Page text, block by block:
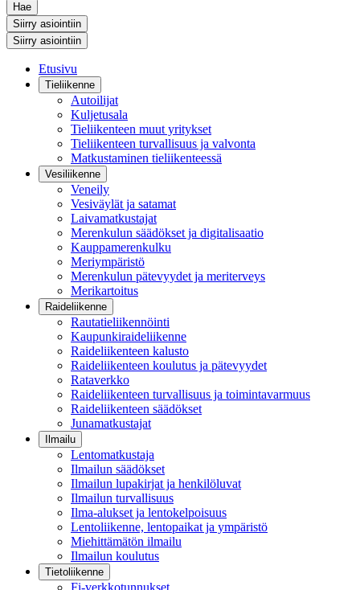
Hae
Siirry asiointiin
Siirry asiointiin
Etusivu
Tieliikenne
Autoilijat
Kuljetusala
Tieliikenteen muut yritykset
Tieliikenteen turvallisuus ja valvonta
Matkustaminen tieliikenteessä
Vesiliikenne
Veneily
Vesiväylät ja satamat
Laivamatkustajat
Merenkulun säädökset ja digitalisaatio
Kauppamerenkulku
Meriympäristö
Merenkulun pätevyydet ja meriterveys
Merikartoitus
Raideliikenne
Rautatieliikennöinti
Kaupunkiraideliikenne
Raideliikenteen kalusto
Raideliikenteen koulutus ja pätevyydet
Rataverkko
Raideliikenteen turvallisuus ja toimintavarmuus
Raideliikenteen säädökset
Junamatkustajat
Ilmailu
Lentomatkustaja
Ilmailun säädökset
Ilmailun lupakirjat ja henkilöluvat
Ilmailun turvallisuus
Ilma-alukset ja lentokelpoisuus
Lentoliikenne, lentopaikat ja ympäristö
Miehittämätön ilmailu
Ilmailun koulutus
Tietoliikenne
Fi-verkkotunnukset